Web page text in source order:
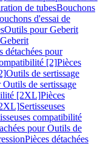
de tubesBouchons
d'essai de
Outils pour Geberit
détachées pour
[2]Pièces
Outils de sertissage
Outils de sertissage
[2XL]Pièces
Sertisseuses
compatibilité
pour Outils de
Pièces détachées